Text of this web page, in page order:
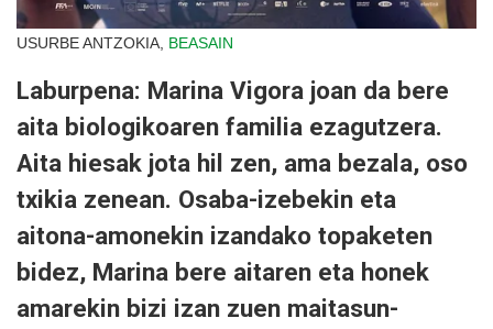
USURBE ANTZOKIA, BEASAIN
Laburpena: Marina Vigora joan da bere
aita biologikoaren familia ezagutzera.
Aita hiesak jota hil zen, ama bezala, oso
txikia zenean. Osaba-izebekin eta
aitona-amonekin izandako topaketen
bidez, Marina bere aitaren eta honek
amarekin bizi izan zuen maitasun-